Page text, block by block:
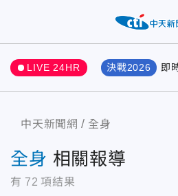
LIVE 24HR 決戰2026 即
中天新聞網 全身
全身 相關報導
有 72 項結果